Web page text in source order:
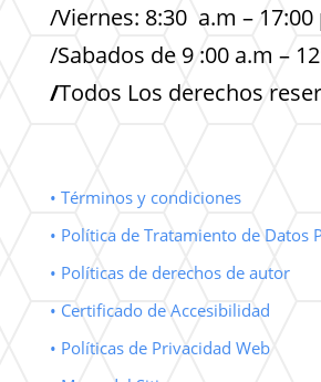
/Viernes: 8:30 a.m – 17:00
/Sabados de 9 :00 a.m –
/Todos Los derechos
• Términos y condiciones
• Política de Tratamiento de Datos
• Políticas de derechos de autor
• Certificado de Accesibilidad
• Políticas de Privacidad Web